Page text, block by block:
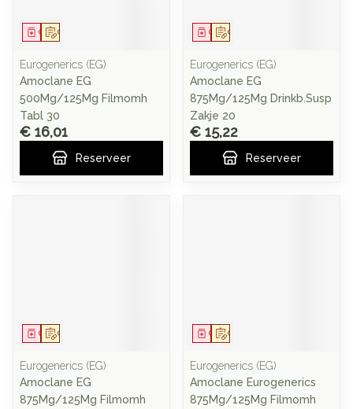
Op voorschrift
Geneesmiddel
Eurogenerics (EG)
Amoclane EG
500Mg/125Mg Filmomh
Tabl 30
€ 16,01
Reserveer
Op voorschrift
Geneesmiddel
Eurogenerics (EG)
Amoclane EG
875Mg/125Mg Drinkb.Susp
Zakje 20
€ 15,22
Reserveer
Op voorschrift
Geneesmiddel
Eurogenerics (EG)
Amoclane EG
875Mg/125Mg Filmomh
Op voorschrift
Geneesmiddel
Eurogenerics (EG)
Amoclane Eurogenerics
875Mg/125Mg Filmomh